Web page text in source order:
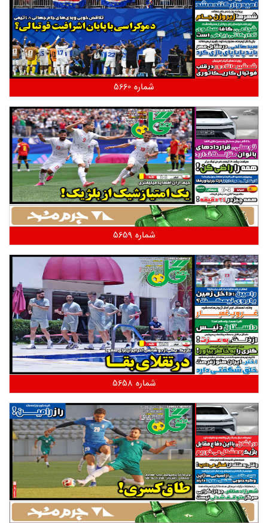
شماره 5660
شماره 5659
شماره 5658